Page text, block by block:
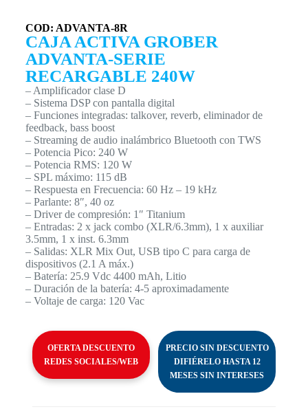
COD: ADVANTA-8R
CAJA ACTIVA GROBER
ADVANTA-SERIE
RECARGABLE 240W
– Amplificador clase D
– Sistema DSP con pantalla digital
– Funciones integradas: talkover, reverb, eliminador de
feedback, bass boost
– Streaming de audio inalámbrico Bluetooth con TWS
– Potencia Pico: 240 W
– Potencia RMS: 120 W
– SPL máximo: 115 dB
– Respuesta en Frecuencia: 60 Hz – 19 kHz
– Parlante: 8″, 40 oz
– Driver de compresión: 1″ Titanium
– Entradas: 2 x jack combo (XLR/6.3mm), 1 x auxiliar
3.5mm, 1 x inst. 6.3mm
– Salidas: XLR Mix Out, USB tipo C para carga de
dispositivos (2.1 A máx.)
– Batería: 25.9 Vdc 4400 mAh, Litio
– Duración de la batería: 4-5 aproximadamente
– Voltaje de carga: 120 Vac
OFERTA DESCUENTO
REDES SOCIALES/WEB
PRECIO SIN DESCUENTO
DIFIÉRELO HASTA 12
MESES SIN INTERESES